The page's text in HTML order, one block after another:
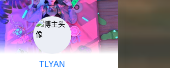
TLYAN